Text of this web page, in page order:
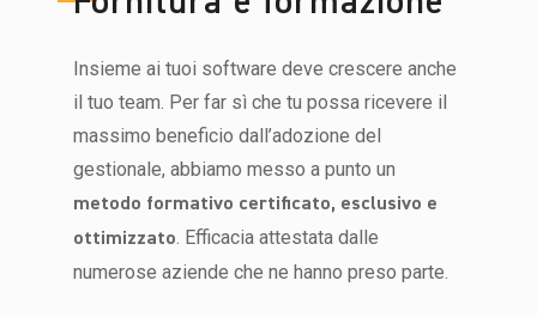
Insieme ai tuoi software deve crescere anche
il tuo team. Per far sì che tu possa ricevere il
massimo beneficio dall’adozione del
gestionale, abbiamo messo a punto un
metodo formativo certificato, esclusivo e
ottimizzato . Efficacia attestata dalle
numerose aziende che ne hanno preso parte.